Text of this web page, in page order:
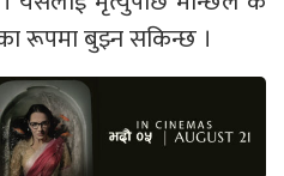
रूपमा बुझ्न सकिन्छ ।